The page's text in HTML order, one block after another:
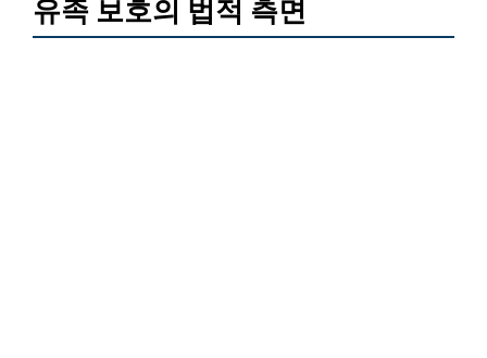
유족 보호의 법적 측면